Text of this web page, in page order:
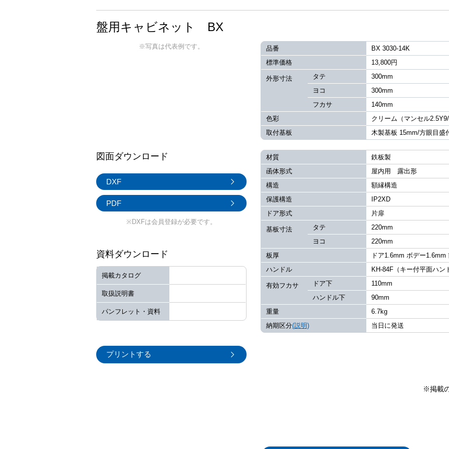
盤用キャビネット BX
※写真は代表例です。 品番
BX 3030-14K
標準価格
13,800円
外形寸法 タテ
300mm
ヨコ
300mm
フカサ
140mm
色彩
クリーム（マンセル
取付基板
木製基板 15mm/方眼目盛
図面ダウンロード
DXF
PDF
※DXFは会員登録が必要です。
資料ダウンロード
掲載カタログ
取扱説明書
パンフレット・資料
プリントする
材質
鉄板製
函体形式
屋内用 露出形
構造
額縁構造
保護構造
IP2XD
ドア形式
片扉
基板寸法 タテ
220mm
ヨコ
220mm
板厚
ドア1.6mm ボデー1.6mm
ハンドル
KH-84F（キー付平面ハン
有効フカサ ドア下
110mm
ハンドル下
90mm
重量
6.7kg
納期区分(説明) 当日に発送
※掲載